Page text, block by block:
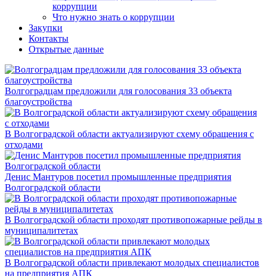
коррупции
Что нужно знать о коррупции
Закупки
Контакты
Открытые данные
Волгоградцам предложили для голосования 33 объекта
благоустройства
В Волгоградской области актуализируют схему обращения с
отходами
Денис Мантуров посетил промышленные предприятия
Волгоградской области
В Волгоградской области проходят противопожарные рейды в
муниципалитетах
В Волгоградской области привлекают молодых специалистов
на предприятия АПК